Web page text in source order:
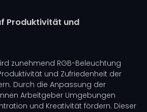
Produktivität und
zunehmend RGB-Beleuchtung
und Zufriedenheit der
Durch die Anpassung der
Arbeitgeber Umgebungen
und Kreativität fördern. Dieser